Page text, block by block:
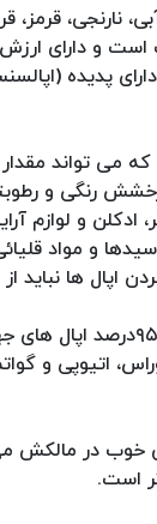
نارنجی،
دارای ارزش
پدیده
رنگی و
و لوازم
و مواد
ها نباید از
اپال سنگ ملی استرالیا
اتیوپی و
در مالکش
است.